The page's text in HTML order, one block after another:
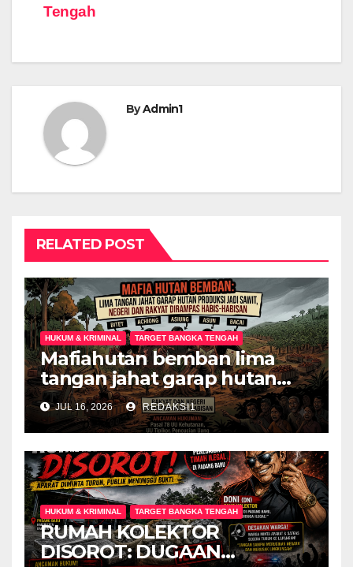
Tengah
ByAdmin1
RELATED POST
HUKUM & KRIMINAL TARGET BANGKA TENGAH
Mafiahutan bemban lima
tangan jahat garap hutan
produksi jadi perkebunan
sawit negeri dan rakyat
dirampas habis habisan
JUL 16, 2026 REDAKSI1
HUKUM & KRIMINAL TARGET BANGKA TENGAH
RUMAH KOLEKTOR
DISOROT: DUGAAN